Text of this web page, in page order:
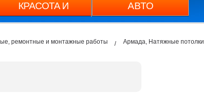
КРАСОТА И
ЗДОРОВЬЕ
АВТО
ремонтные и монтажные работы Армада, Натяжные потолки